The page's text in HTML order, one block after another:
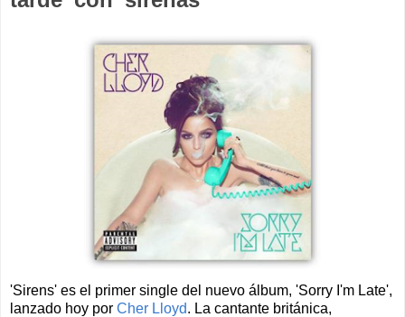
'Sirens' es el primer single del nuevo álbum, 'Sorry I'm Late',
lanzado hoy por Cher Lloyd. La cantante británica,